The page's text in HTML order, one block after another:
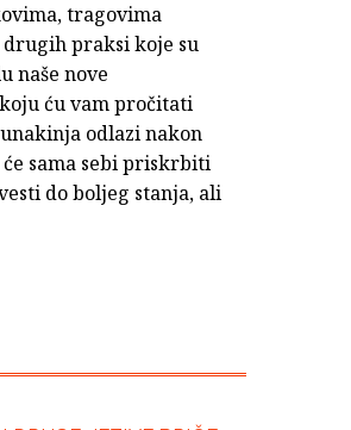
tragovima
praksi koje su
naše nove
ću vam pročitati
odlazi nakon
sama sebi priskrbiti
do boljeg stanja, ali